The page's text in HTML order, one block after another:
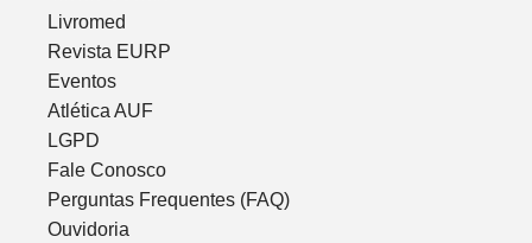
Livromed
Revista EURP
Eventos
Atlética AUF
LGPD
Fale Conosco
Perguntas Frequentes (FAQ)
Ouvidoria